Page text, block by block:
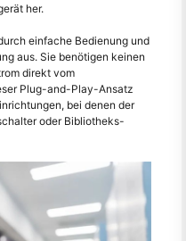
her.
einfache Bedienung und
aus. Sie benötigen keinen
direkt vom
Plug-and-Play-Ansatz
bei denen der
oder Bibliotheks-